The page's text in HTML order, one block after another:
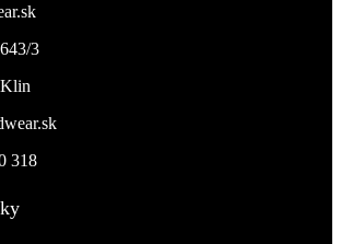
3
318